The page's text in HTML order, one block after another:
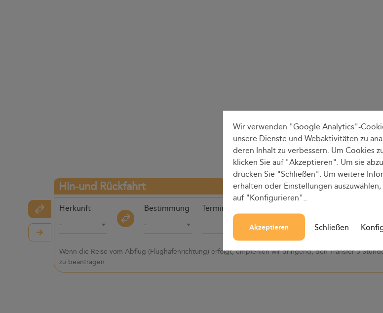
Hin-und Rückfahrt
Herkunft
-
Bestimmung
-
Termine
Wenn die Reise vom Abflug (Flughafenrichtung) erfolgt, empfehlen wir dringend, den Transfer 3
zu beantragen
Wir verwenden "Google Analytics"-
unsere Dienste und Webaktivitäten zu
deren Inhalt zu verbessern. Um Cookies
klicken Sie auf "Akzeptieren". Um sie
drücken Sie "Schließen". Um weitere
erhalten oder Einstellungen auszuwählen,
auf "Konfigurieren"..
Akzeptieren Schließen